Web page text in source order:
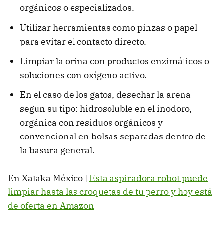
orgánicos o especializados.
Utilizar herramientas como pinzas o papel
para evitar el contacto directo.
Limpiar la orina con productos enzimáticos o
soluciones con oxígeno activo.
En el caso de los gatos, desechar la arena
según su tipo: hidrosoluble en el inodoro,
orgánica con residuos orgánicos y
convencional en bolsas separadas dentro de
la basura general.
En Xataka México | Esta aspiradora robot puede
limpiar hasta las croquetas de tu perro y hoy está
de oferta en Amazon